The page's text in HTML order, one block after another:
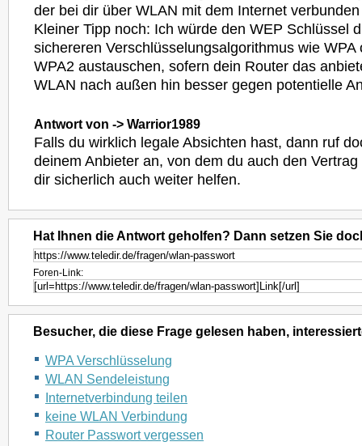
der bei dir über WLAN mit dem Internet
Kleiner Tipp noch: Ich würde den WEP Schlüssel
sichereren Verschlüsselungsalgorithmus wie WPA
WPA2 austauschen, sofern dein Router das
WLAN nach außen hin besser gegen potentielle
Antwort von -> Warrior1989
Falls du wirklich legale Absichten hast, dann ruf
deinem Anbieter an, von dem du auch den
dir sicherlich auch weiter helfen.
Hat Ihnen die Antwort geholfen? Dann setzen Sie
Foren-Link:
Besucher, die diese Frage gelesen haben,
WPA Verschlüsselung
WLAN Sendeleistung
Internetverbindung teilen
keine WLAN Verbindung
Router Passwort vergessen